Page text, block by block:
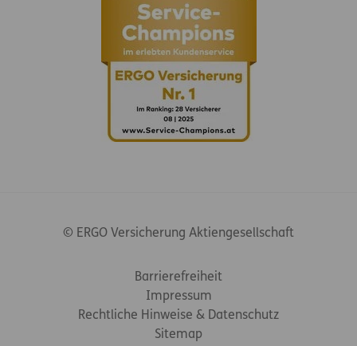
© ERGO Versicherung Aktiengesellschaft
Barrierefreiheit
Impressum
Rechtliche Hinweise & Datenschutz
Sitemap